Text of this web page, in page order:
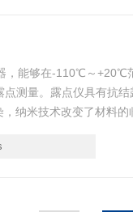
，能够在-110℃～+20℃
测量。露点仪具有抗结
纳米技术改变了材料的